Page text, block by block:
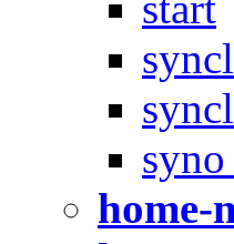
home-